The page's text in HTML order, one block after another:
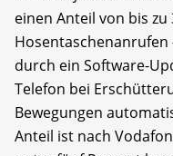
einen Anteil von bis zu
durch ein Software-
Telefon bei
Bewegungen
Anteil ist nach